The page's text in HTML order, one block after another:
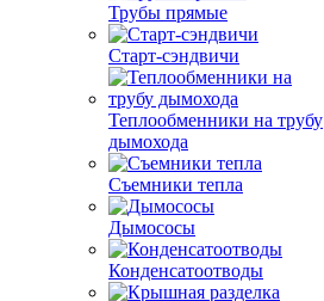
Трубы прямые
Старт-сэндвичи
Теплообменники на трубу
дымохода
Съемники тепла
Дымососы
Конденсатоотводы